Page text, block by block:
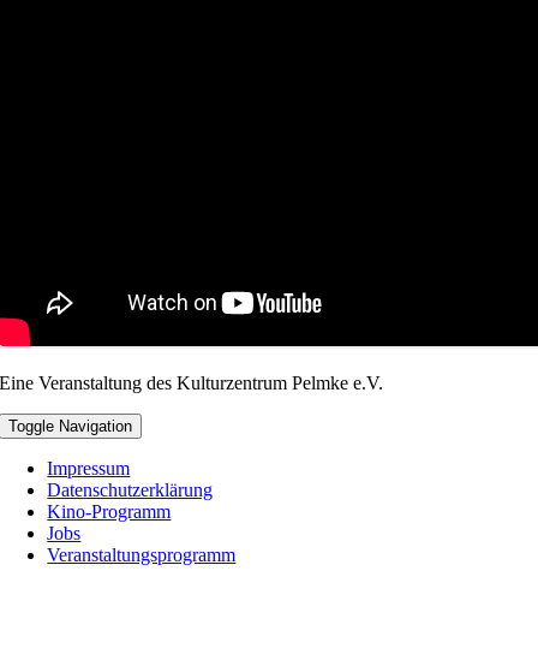
Eine Veranstaltung des Kulturzentrum Pelmke e.V.
Toggle Navigation
Impressum
Datenschutzerklärung
Kino-Programm
Jobs
Veranstaltungsprogramm